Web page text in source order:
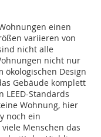
einen
variieren von
nicht alle
nicht nur
ökologischen Design
Gebäude komplett
LEED-Standards
Wohnung, hier
noch ein
Menschen das